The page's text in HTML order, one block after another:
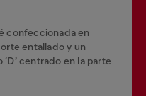
confeccionada en
entallado y un
centrado en la parte